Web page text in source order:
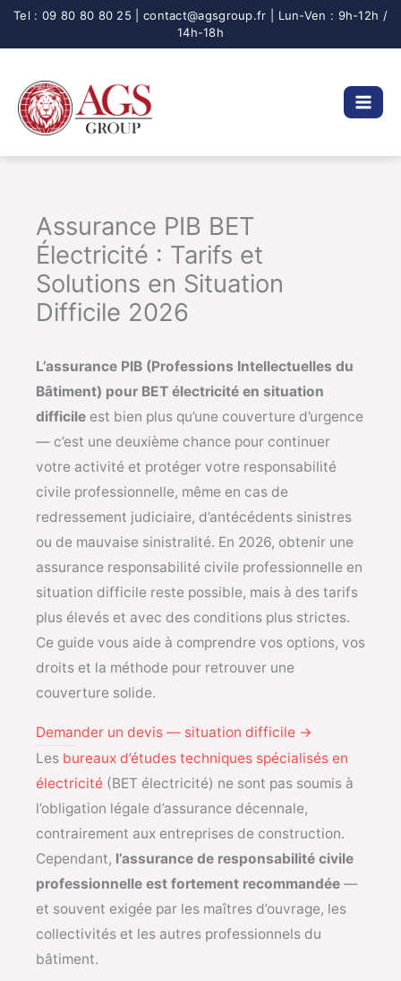
Aller
Assurance PIB BET
Électricité : Tarifs et
Solutions en Situation
Difficile 2026
L’assurance PIB (Professions Intellectuelles du
Bâtiment) pour BET électricité en situation
difficile est bien plus qu’une couverture d’urgence
— c’est une deuxième chance pour continuer
votre activité et protéger votre responsabilité
civile professionnelle, même en cas de
redressement judiciaire, d’antécédents sinistres
ou de mauvaise sinistralité. En 2026, obtenir une
assurance responsabilité civile professionnelle en
situation difficile reste possible, mais à des tarifs
plus élevés et avec des conditions plus strictes.
Ce guide vous aide à comprendre vos options, vos
droits et la méthode pour retrouver une
couverture solide.
Demander un devis — situation difficile →
Les bureaux d’études techniques spécialisés en
électricité (BET électricité) ne sont pas soumis à
l’obligation légale d’assurance décennale,
contrairement aux entreprises de construction.
Cependant, l’assurance de responsabilité civile
professionnelle est fortement recommandée —
et souvent exigée par les maîtres d’ouvrage, les
collectivités et les autres professionnels du
bâtiment.